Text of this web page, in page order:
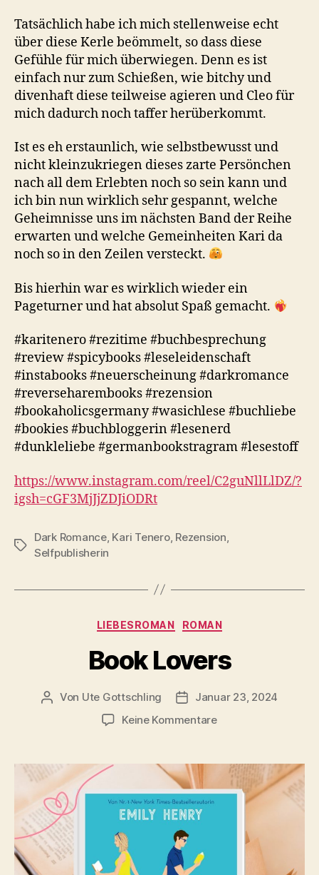
Tatsächlich habe ich mich stellenweise echt
über diese Kerle beömmelt, so dass diese
Gefühle für mich überwiegen. Denn es ist
einfach nur zum Schießen, wie bitchy und
divenhaft diese teilweise agieren und Cleo für
mich dadurch noch taffer herüberkommt.
Ist es eh erstaunlich, wie selbstbewusst und
nicht kleinzukriegen dieses zarte Persönchen
nach all dem Erlebten noch so sein kann und
ich bin nun wirklich sehr gespannt, welche
Geheimnisse uns im nächsten Band der Reihe
erwarten und welche Gemeinheiten Kari da
noch so in den Zeilen versteckt.
Bis hierhin war es wirklich wieder ein
Pageturner und hat absolut Spaß gemacht.
#karitenero #rezitime #buchbesprechung
#review #spicybooks #leseleidenschaft
#instabooks #neuerscheinung #darkromance
#reverseharembooks #rezension
#bookaholicsgermany #wasichlese #buchliebe
#bookies #buchbloggerin #lesenerd
#dunkleliebe #germanbookstragram #lesestoff
https://www.instagram.com/reel/C2guNllLlDZ/?
igsh=cGF3MjJjZDJiODRt
Schlagwörter
Dark Romance, Kari Tenero, Rezension
Selfpublisherin
Kategorien
LIEBESROMAN ROMAN
Book Lovers
Beitragsautor
Von Ute Gottschling Veröffentlichungsdatum
Januar 23, 2024
Keine Kommentarezu